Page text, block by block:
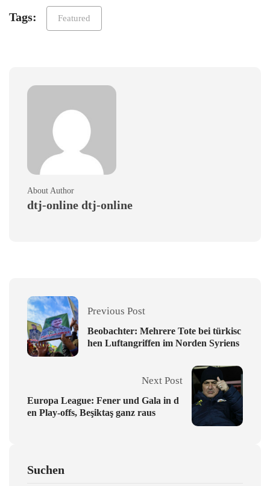
Tags: Featured
About Author
dtj-online dtj-online
Previous Post
Beobachter: Mehrere Tote bei türkisc
hen Luftangriffen im Norden Syriens
Next Post
Europa League: Fener und Gala in d
en Play-offs, Beşiktaş ganz raus
Suchen